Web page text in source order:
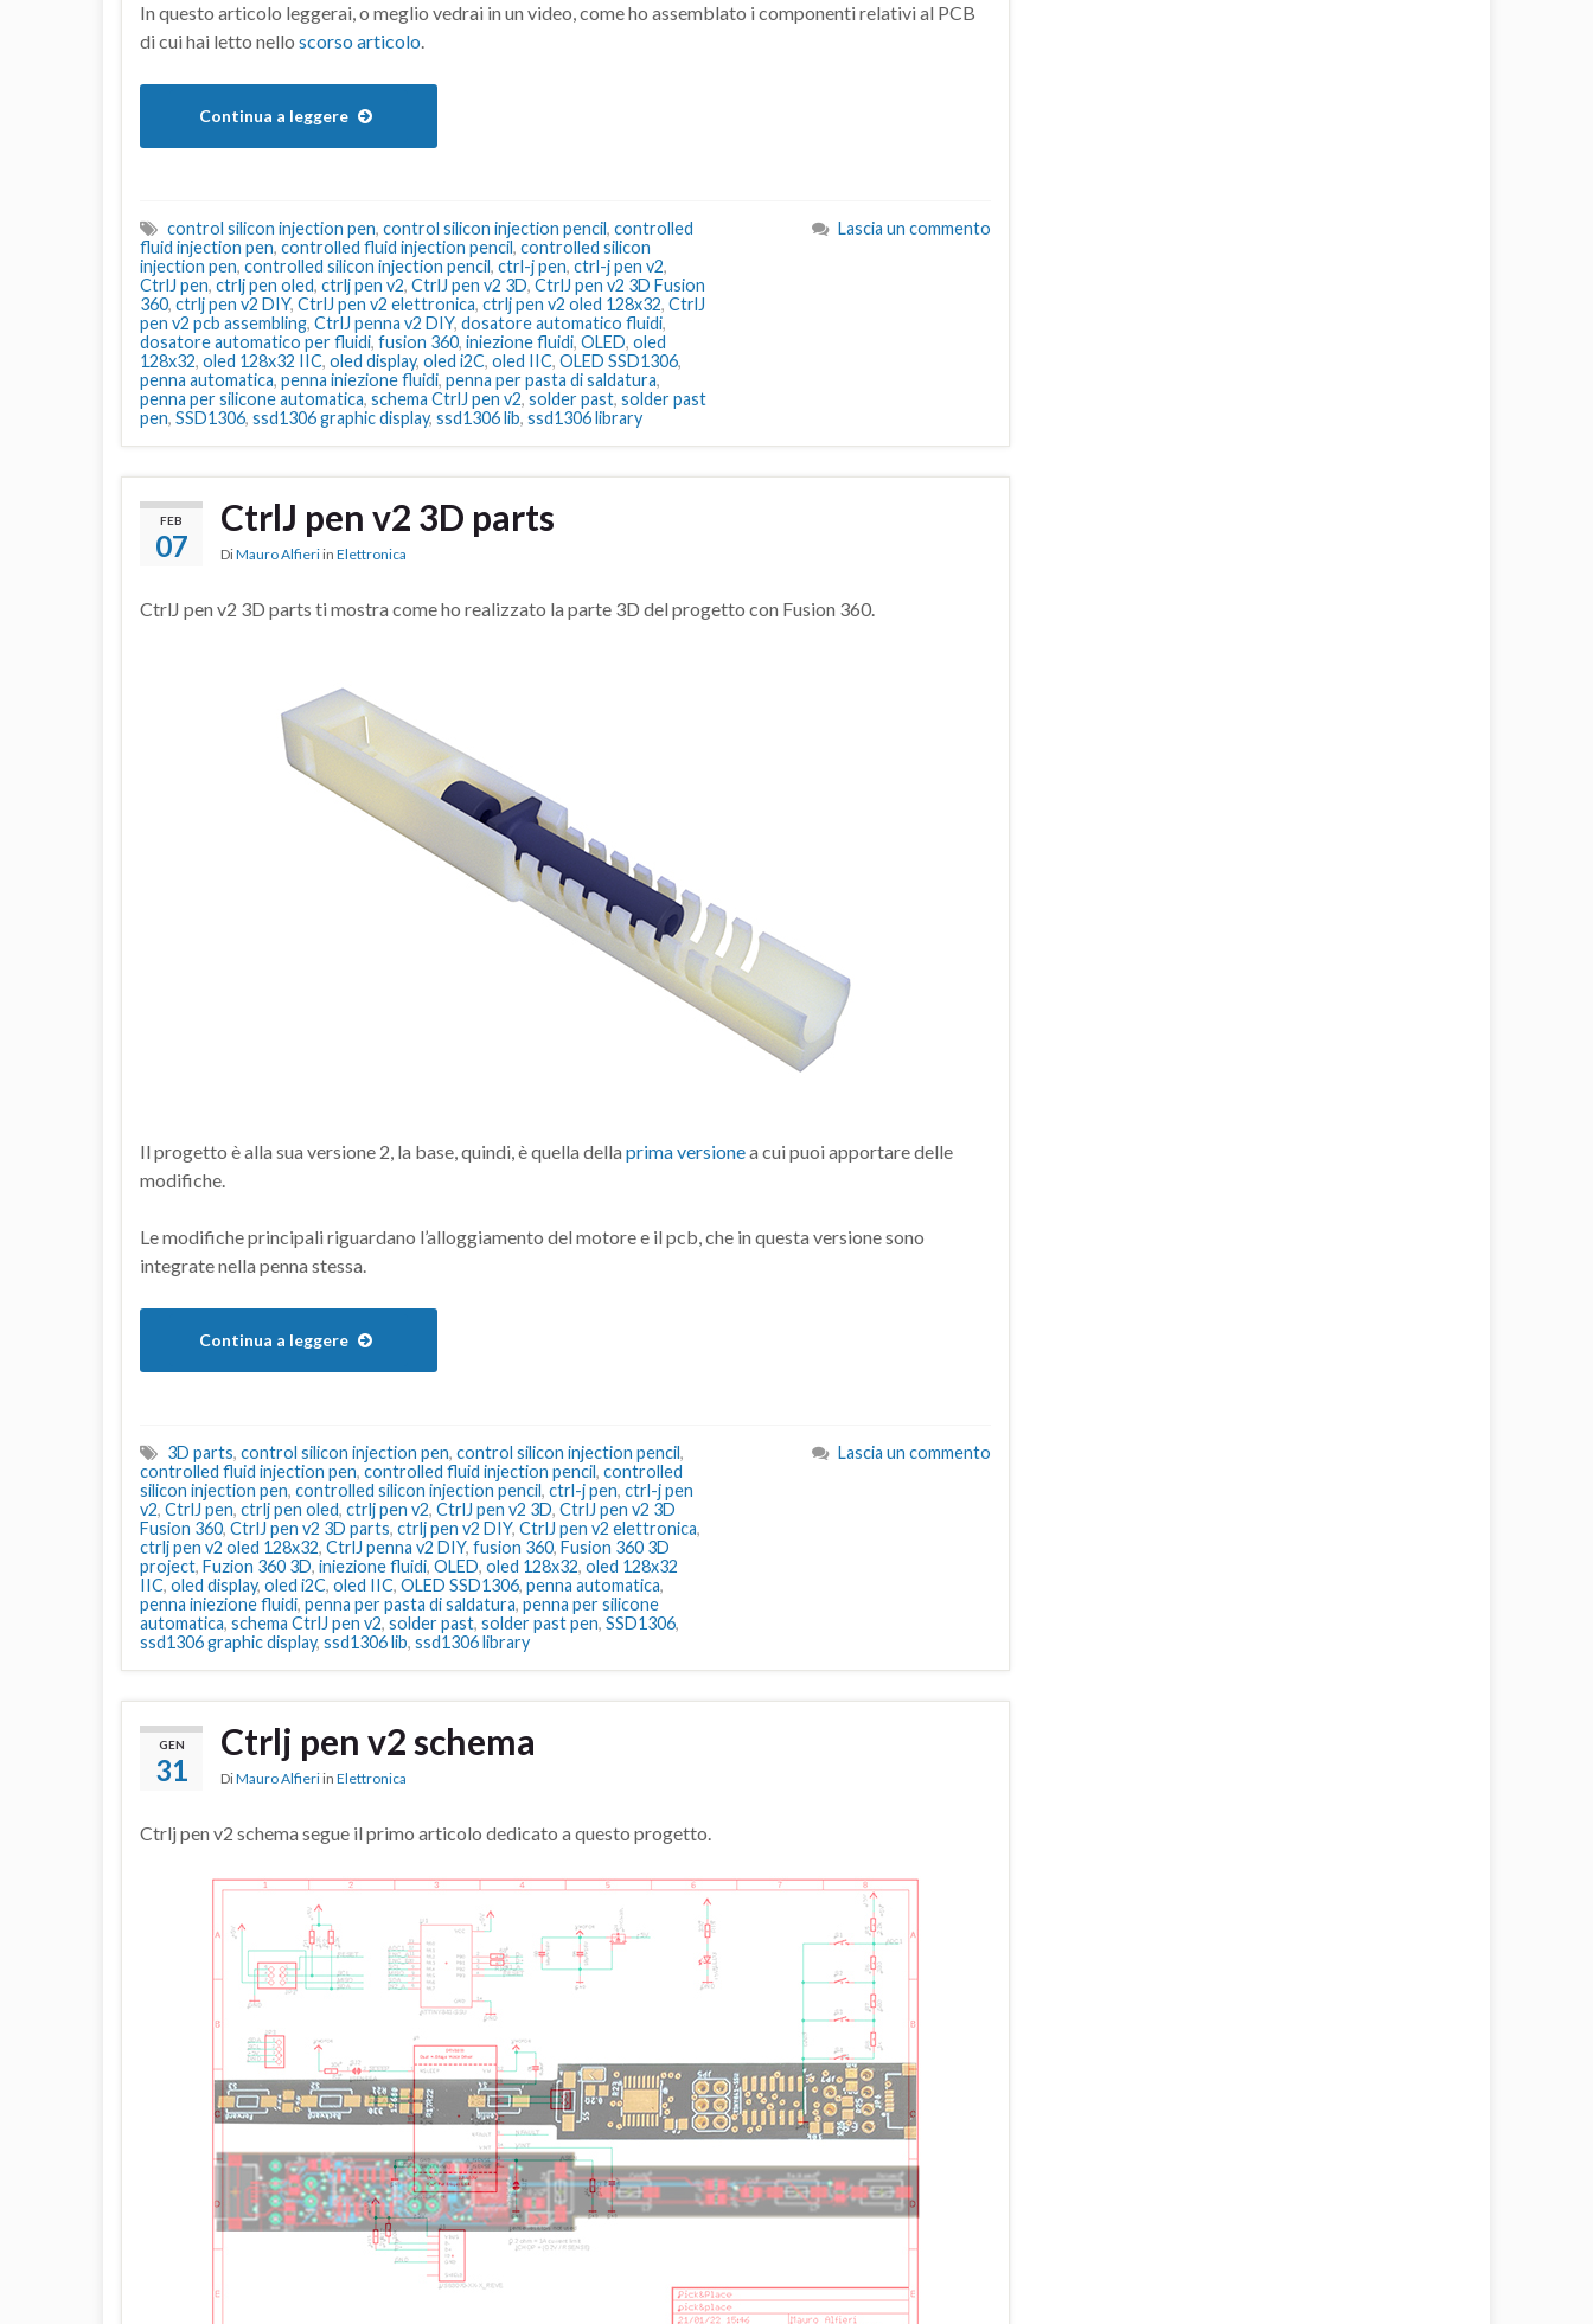
In questo articolo leggerai, o meglio vedrai in un video, come ho assemblato i componenti relativi al PCB
di cui hai letto nello scorso articolo.
Continua a leggere
control silicon injection pen, control silicon injection pencil, controlled
fluid injection pen, controlled fluid injection pencil, controlled silicon
injection pen, controlled silicon injection pencil, ctrl-j pen, ctrl-j pen v2,
CtrlJ pen, ctrlj pen oled, ctrlj pen v2, CtrlJ pen v2 3D, CtrlJ pen v2 3D Fusion
360, ctrlj pen v2 DIY, CtrlJ pen v2 elettronica, ctrlj pen v2 oled 128x32, CtrlJ
pen v2 pcb assembling, CtrlJ penna v2 DIY, dosatore automatico fluidi,
dosatore automatico per fluidi, fusion 360, iniezione fluidi, OLED, oled
128x32, oled 128x32 IIC, oled display, oled i2C, oled IIC, OLED SSD1306,
penna automatica, penna iniezione fluidi, penna per pasta di saldatura,
penna per silicone automatica, schema CtrlJ pen v2, solder past, solder past
pen, SSD1306, ssd1306 graphic display, ssd1306 lib, ssd1306 library
Lascia un commento
FEB
07
CtrlJ pen v2 3D parts
DiMauro Alfieri in Elettronica
CtrlJ pen v2 3D parts ti mostra come ho realizzato la parte 3D del progetto con Fusion 360.
Il progetto è alla sua versione 2, la base, quindi, è quella della prima versionea cui puoi apportare delle
modifiche.
Le modifiche principali riguardano l’alloggiamento del motore e il pcb, che in questa versione sono
integrate nella penna stessa.
Continua a leggere
3D parts, control silicon injection pen, control silicon injection pencil,
controlled fluid injection pen, controlled fluid injection pencil, controlled
silicon injection pen, controlled silicon injection pencil, ctrl-j pen, ctrl-j pen
v2, CtrlJ pen, ctrlj pen oled, ctrlj pen v2, CtrlJ pen v2 3D, CtrlJ pen v2 3D
Fusion 360, CtrlJ pen v2 3D parts, ctrlj pen v2 DIY, CtrlJ pen v2 elettronica,
ctrlj pen v2 oled 128x32, CtrlJ penna v2 DIY, fusion 360, Fusion 360 3D
project, Fuzion 360 3D, iniezione fluidi, OLED, oled 128x32, oled 128x32
IIC, oled display, oled i2C, oled IIC, OLED SSD1306, penna automatica,
penna iniezione fluidi, penna per pasta di saldatura, penna per silicone
automatica, schema CtrlJ pen v2, solder past, solder past pen, SSD1306,
ssd1306 graphic display, ssd1306 lib, ssd1306 library
Lascia un commento
GEN
31
Ctrlj pen v2 schema
DiMauro Alfieri in Elettronica
Ctrlj pen v2 schema segue il primo articolo dedicato a questo progetto.